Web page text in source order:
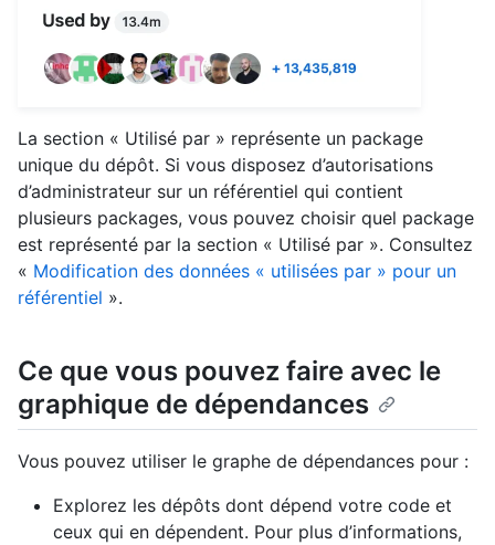
La section « Utilisé par » représente un package
unique du dépôt. Si vous disposez d’autorisations
d’administrateur sur un référentiel qui contient
plusieurs packages, vous pouvez choisir quel package
est représenté par la section « Utilisé par ». Consultez
« Modification des données « utilisées par » pour un
référentiel ».
Ce que vous pouvez faire avec le
graphique de dépendances
Vous pouvez utiliser le graphe de dépendances pour :
Explorez les dépôts dont dépend votre code et
ceux qui en dépendent. Pour plus d’informations,